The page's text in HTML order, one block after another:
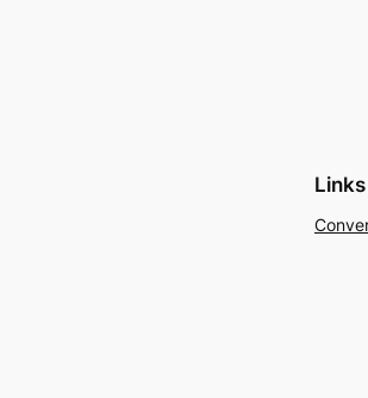
Links